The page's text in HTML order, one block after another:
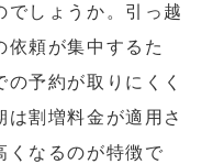
でしょうか。引っ越
依頼が集中するた
予約が取りにくく
割増料金が適用さ
くなるのが特徴で